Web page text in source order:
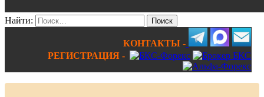
Найти:
КОНТАКТЫ -
РЕГИСТРАЦИЯ -